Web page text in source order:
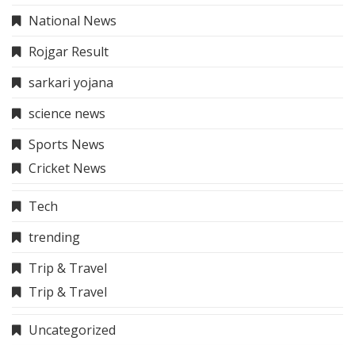
National News
Rojgar Result
sarkari yojana
science news
Sports News
Cricket News
Tech
trending
Trip & Travel
Trip & Travel
Uncategorized